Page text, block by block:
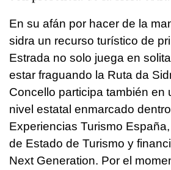
En su afán por hacer de la
sidra un recurso turístico de
Estrada no solo juega en
estar fraguando la Ruta da
Concello participa también en
nivel estatal enmarcado
Experiencias Turismo
de Estado de Turismo y
Next Generation. Por el